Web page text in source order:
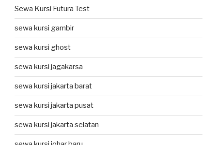
Sewa Kursi Futura Test
sewa kursi gambir
sewa kursi ghost
sewa kursi jagakarsa
sewa kursi jakarta barat
sewa kursi jakarta pusat
sewa kursi jakarta selatan